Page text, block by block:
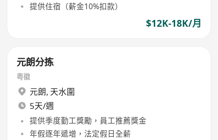
提供住宿（薪金10%扣款）
$12K-18K/月
元朗分拣
粤徽
元朗, 天水圍
5天/週
提供季度勤工獎勵，員工推薦獎金
年假逐年遞增，法定假日全薪